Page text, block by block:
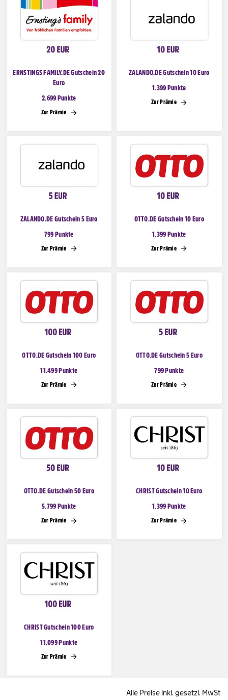
ERNSTINGS FAMILY.DE Gutschein 20
Euro
2.699 Punkte
Zur Prämie
ZALANDO.DE Gutschein 10 Euro
1.399 Punkte
Zur Prämie
ZALANDO.DE Gutschein 5 Euro
799 Punkte
Zur Prämie
OTTO.DE Gutschein 10 Euro
1.399 Punkte
Zur Prämie
OTTO.DE Gutschein 100 Euro
11.499 Punkte
Zur Prämie
OTTO.DE Gutschein 5 Euro
799 Punkte
Zur Prämie
OTTO.DE Gutschein 50 Euro
5.799 Punkte
Zur Prämie
CHRIST Gutschein 10 Euro
1.399 Punkte
Zur Prämie
CHRIST Gutschein 100 Euro
11.099 Punkte
Zur Prämie
Alle Preise inkl. gesetzl. MwSt